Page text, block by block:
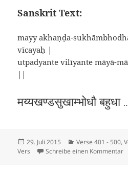
Sanskrit Text:
mayy akhaṇḍa-
vīcayaḥ |
utpadyante vilīyante māyā-
||
मय्यखण्डसुखाम्भोधौ बहुधा
Veröffentlicht
am
29. Juli 2015 Kategorien
Verse 401 - 500,
Vers
Schreibe einen Kommentar